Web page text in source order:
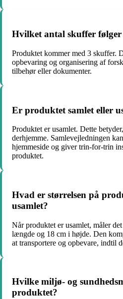
Hvilket antal skuffer
Produktet kommer med 3 skuffer.
opbevaring og organisering af
tilbehør eller dokumenter.
Er produktet samlet eller
Produktet er usamlet. Dette
derhjemme. Samlevejledningen
hjemmeside og giver trin-for-trin
produktet.
Hvad er størrelsen på
usamlet?
Når produktet er usamlet, måler
længde og 18 cm i højde. Den
at transportere og opbevare, indtil
Hvilke miljø- og
produktet?